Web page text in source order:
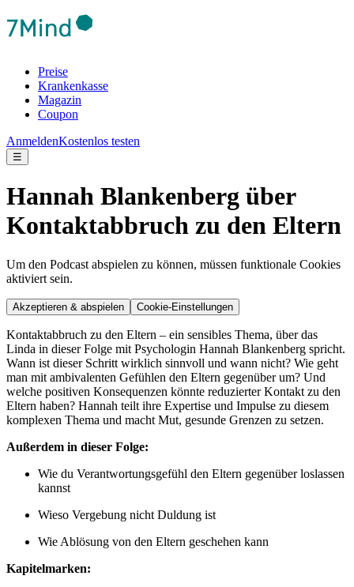
Preise
Krankenkasse
Magazin
Coupon
AnmeldenKostenlos testen
☰
Hannah Blankenberg über
Kontaktabbruch zu den Eltern
Um den Podcast abspielen zu können, müssen funktionale Cookies
aktiviert sein.
Akzeptieren & abspielen Cookie-Einstellungen
Kontaktabbruch zu den Eltern – ein sensibles Thema, über das
Linda in dieser Folge mit Psychologin Hannah Blankenberg spricht.
Wann ist dieser Schritt wirklich sinnvoll und wann nicht? Wie geht
man mit ambivalenten Gefühlen den Eltern gegenüber um? Und
welche positiven Konsequenzen könnte reduzierter Kontakt zu den
Eltern haben? Hannah teilt ihre Expertise und Impulse zu diesem
komplexen Thema und macht Mut, gesunde Grenzen zu setzen.
Außerdem in dieser Folge:
Wie du Verantwortungsgefühl den Eltern gegenüber loslassen
kannst
Wieso Vergebung nicht Duldung ist
Wie Ablösung von den Eltern geschehen kann
Kapitelmarken: